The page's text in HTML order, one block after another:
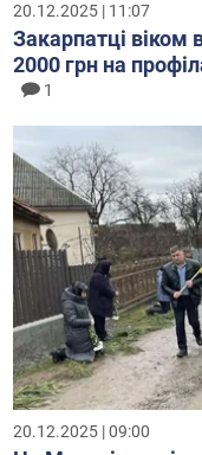
20.12.2025 | 11:07
Закарпатці віком
2000 грн на
1
20.12.2025 | 09:00